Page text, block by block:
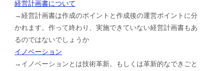
経営計画書について
→経営計画書は作成のポイントと作成後の運営ポイントに分
かれます。作って終わり、実施できていない経営計画書もあ
るのではないでしょうか
イノベーション
→イノベーションとは技術革新。もしくは革新的なできごと